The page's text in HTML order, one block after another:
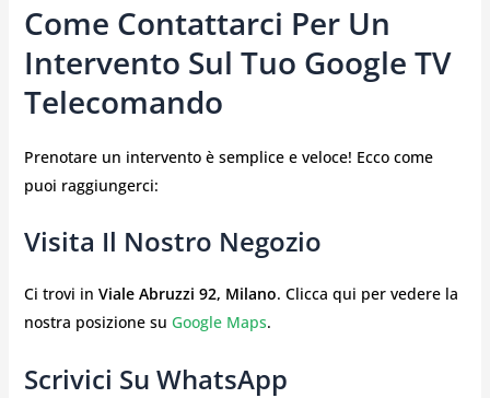
Come Contattarci Per Un
Intervento Sul Tuo Google TV
Telecomando
Prenotare un intervento è semplice e veloce! Ecco come
puoi raggiungerci:
Visita Il Nostro Negozio
Ci trovi in Viale Abruzzi 92, Milano. Clicca qui per vedere la
nostra posizione su Google Maps.
Scrivici Su WhatsApp